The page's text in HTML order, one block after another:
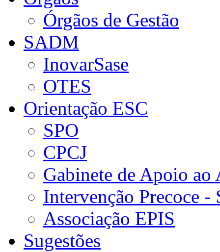
Órgãos de Gestão
SADM
InovarSase
OTES
Orientação ESC
SPO
CPCJ
Gabinete de Apoio ao
Intervenção Precoce -
Associação EPIS
Sugestões